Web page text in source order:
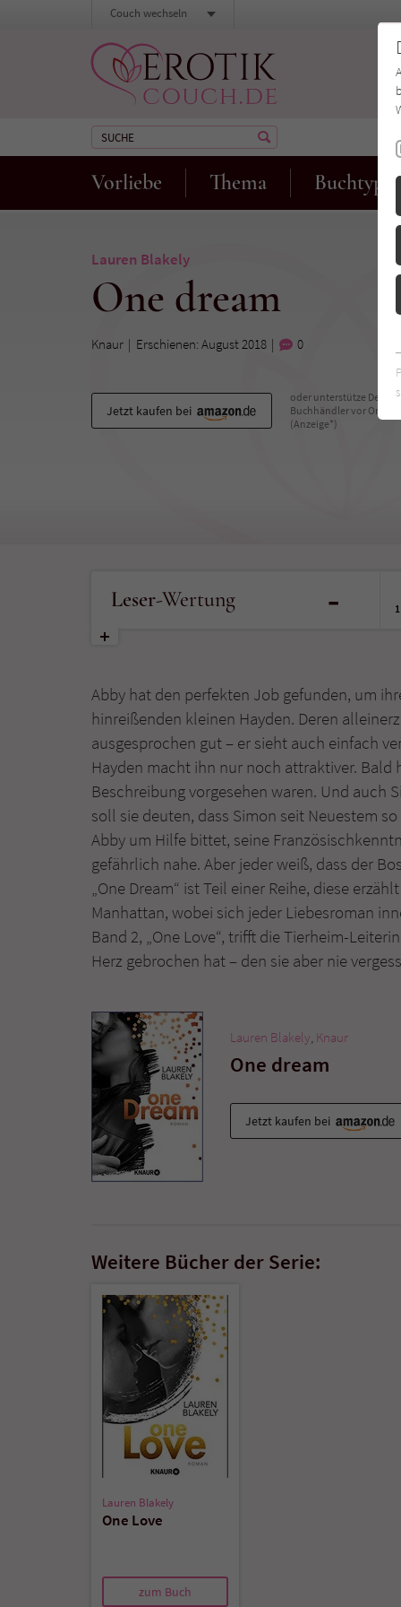
Vorliebe Thema Buchtyp
Couch wechseln
Lauren Blakely
One dream
Knaur Erschienen: August 2018 0
Jetzt kaufen bei
oder unterstütze Deinen
Buchhändler vor Ort
(Anzeige*)
Leser-Wertung -
1
Abby hat den perfekten Job gefunden, um
hinreißenden kleinen Hayden. Deren
ausgesprochen gut – er sieht auch einfach
Hayden macht ihn nur noch attraktiver.
Beschreibung vorgesehen waren. Und auch
soll sie deuten, dass Simon seit Neuestem
Abby um Hilfe bittet, seine
gefährlich nahe. Aber jeder weiß, dass der
„One Dream“ ist Teil einer Reihe, diese
Manhattan, wobei sich jeder Liebesroman
Band 2, „One Love“, trifft die Tierheim-
Herz gebrochen hat – den sie aber nie
Lauren Blakely, Knaur
One dream
Jetzt kaufen bei
Weitere Bücher der Serie:
Lauren Blakely
One Love
zum Buch